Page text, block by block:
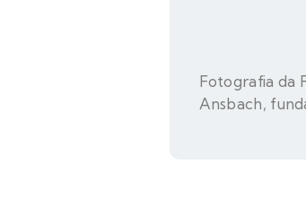
Fotografia da
Ansbach,